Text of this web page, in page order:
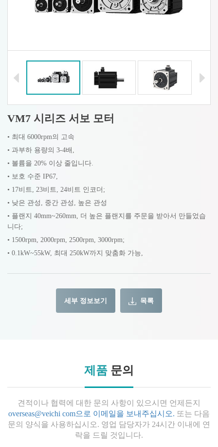
VM7 시리즈 서보 모터
• 최대 6000rpm의 고속
• 과부하 용량의 3-4배,
• 볼륨을 20% 이상 줄입니다.
• 보호 수준 IP67,
• 17비트, 23비트, 24비트 인코더;
• 낮은 관성, 중간 관성, 높은 관성
• 플랜지 40mm~260mm, 더 높은 플랜지를 주문을 받아서 만들었습
니다;
• 1500rpm, 2000rpm, 2500rpm, 3000rpm;
• 0.1kW~55kW, 최대 250kW까지 맞춤화 가능,
세부 정보보기 목록
제품 문의
견적이나 협력에 대한 문의 사항이 있으시면 언제든지
overseas@veichi com으로 이메일을 보내주십시오. 또는 다음
문의 양식을 사용하십시오. 영업 담당자가 24시간 이내에 연
락을 드릴 것입니다.